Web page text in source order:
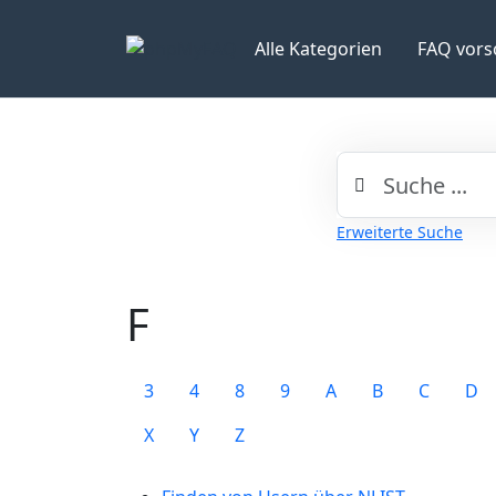
Alle Kategorien FAQ
Erweiterte Suche
F
3 4 8 9 A B C D
X
Y Z